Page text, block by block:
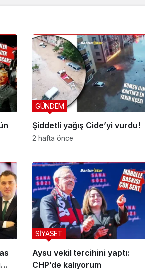
Şiddetli yağış Cide’yi vurdu!
GÜNDEM
2 hafta önce
Aysu vekil tercihini yaptı:
CHP’de kalıyorum
SİYASET